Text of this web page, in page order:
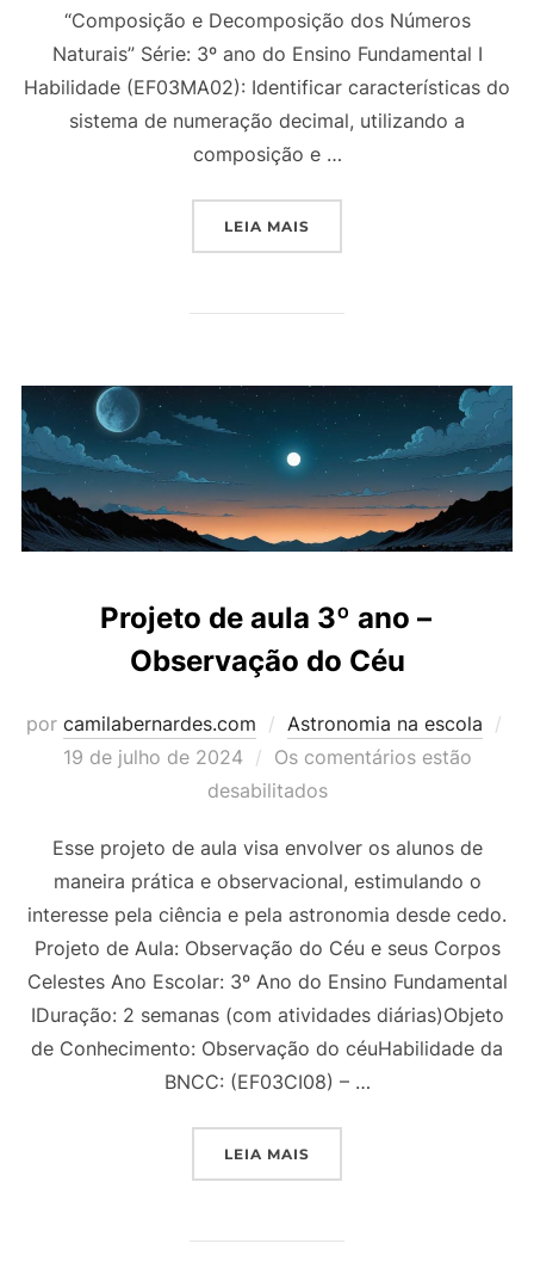
“Composição e Decomposição dos Números
Naturais” Série: 3º ano do Ensino Fundamental I
Habilidade (EF03MA02): Identificar características do
sistema de numeração decimal, utilizando a
composição e …
LEIA MAIS
Projeto de aula 3º ano –
Observação do Céu
por camilabernardes.com Astronomia na escola
19 de julho de 2024
Os comentários estão
desabilitados
Esse projeto de aula visa envolver os alunos de
maneira prática e observacional, estimulando o
interesse pela ciência e pela astronomia desde cedo.
Projeto de Aula: Observação do Céu e seus Corpos
Celestes Ano Escolar: 3º Ano do Ensino Fundamental
IDuração: 2 semanas (com atividades diárias)Objeto
de Conhecimento: Observação do céuHabilidade da
BNCC: (EF03CI08) – …
LEIA MAIS